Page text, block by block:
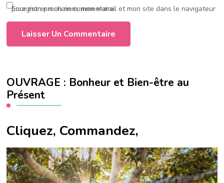
Enregistrer mon nom, mon e-mail et mon site dans le navigateur pour mon prochain commentaire.
OUVRAGE : Bonheur et Bien-être au
Présent
Cliquez, Commandez,